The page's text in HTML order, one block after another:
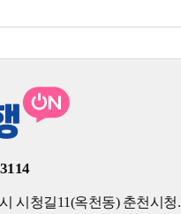
시청길11(옥천동) 춘천시청.